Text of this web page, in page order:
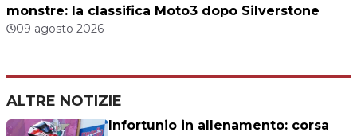
monstre: la classifica Moto3 dopo Silverstone
09 agosto 2026
ALTRE NOTIZIE
Infortunio in allenamento: corsa